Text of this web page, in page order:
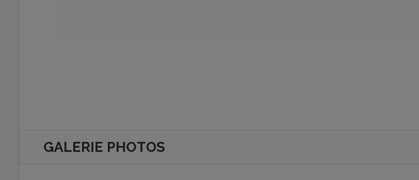
GALERIE PHOTOS